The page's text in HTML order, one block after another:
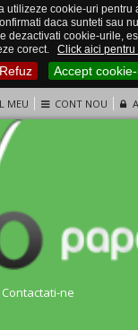
utilizeze cookie-uri pentru
daca sunteti sau
dezactivati cookie-urile,
corect.
Click aici
Refuz Accept
MEU CONT NOU
Contactati-ne